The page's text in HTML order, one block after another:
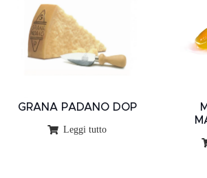
GRANA PADANO DOP
Leggi tutto